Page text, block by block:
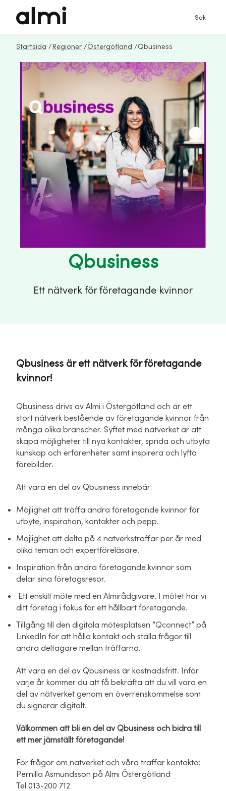
Sök
Startsida / Regioner /Östergötland /Qbusiness
Qbusiness
Ett nätverk för företagande kvinnor
Qbusiness är ett nätverk för företagande
kvinnor!
Qbusiness drivs av Almi i Östergötland och är ett
stort nätverk bestående av företagande kvinnor från
många olika branscher. Syftet med nätverket är att
skapa möjligheter till nya kontakter, sprida och utbyta
kunskap och erfarenheter samt inspirera och lyfta
förebilder.
Att vara en del av Qbusiness innebär:
Möjlighet att träffa andra företagande kvinnor för
utbyte, inspiration, kontakter och pepp.
Möjlighet att delta på 4 nätverksträffar per år med
olika teman och expertföreläsare.
Inspiration från andra företagande kvinnor som
delar sina företagsresor.
Ett enskilt möte med en Almirådgivare. I mötet har vi
ditt företag i fokus för ett hållbart företagande.
Tillgång till den digitala mötesplatsen ”Qconnect” på
LinkedIn för att hålla kontakt och ställa frågor till
andra deltagare mellan träffarna.
Att vara en del av Qbusiness är kostnadsfritt. Inför
varje år kommer du att få bekräfta att du vill vara en
del av nätverket genom en överrenskommelse som
du signerar digitalt.
Välkommen att bli en del av Qbusiness och bidra till
ett mer jämställt företagande!
För frågor om nätverket och våra träffar kontakta:
Pernilla Asmundsson på Almi Östergötland
Tel 013-200 712